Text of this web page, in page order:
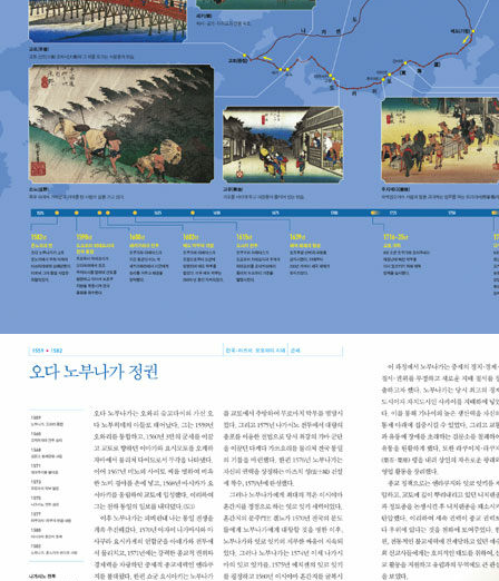
교 사학과 교수로 재직하고 있다. 지은 책으로는 『천황제 근대국가의
탄생』, 『근대계몽기 지식 개념의 수용과 그 변용』(공저), 『근현대 일
본의 한국 인식』(공저), 『기억의 전쟁』(공저) 등이 있으며, 옮긴 책으
로는 『일본 동양학의 구조』(공역) 등이 있다. 임성모 연세대학교 사학
과를 졸업하고 동대학원에서 박사학위를 받았다. 현재 연세대학교 사
학과 교수로 재직하고 있다. 지은 책으로는 『동아시아 역사 속의 여행
2』, 『동아시아의 민족이산과 도시』(공저), 『기억의 전쟁』(공저) 등이
있으며, 옮긴 책으로는 『번역과 일본의 근대』, 『전장의 기억』, 『새로
쓴 일본사』(공역), 『오리엔탈리즘을 넘어서』(공역) 등이 있다.